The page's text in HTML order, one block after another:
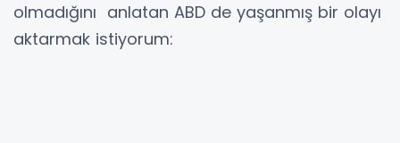
olmadığını anlatan ABD de yaşanmış bir olayı
aktarmak istiyorum: